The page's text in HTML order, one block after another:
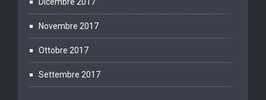
Novembre 2017
Ottobre 2017
Settembre 2017